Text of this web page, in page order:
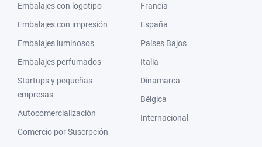
Embalajes con logotipo
Embalajes con impresión
Embalajes luminosos
Embalajes perfumados
Startups y pequeñas
empresas
Autocomercialización
Comercio por Suscrpción
Francia
España
Países Bajos
Italia
Dinamarca
Bélgica
Internacional